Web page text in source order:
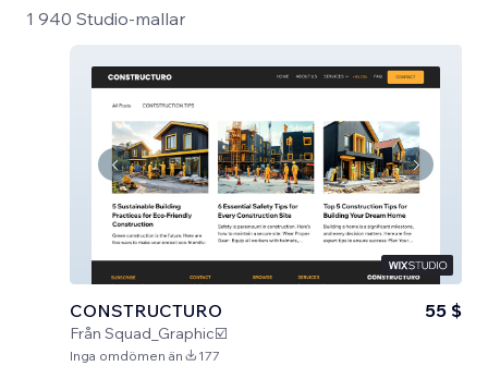
1 940 Studio-mallar
CONSTRUCTURO
Från Squad_Graphic☑️
55 $
Inga omdömen än 177